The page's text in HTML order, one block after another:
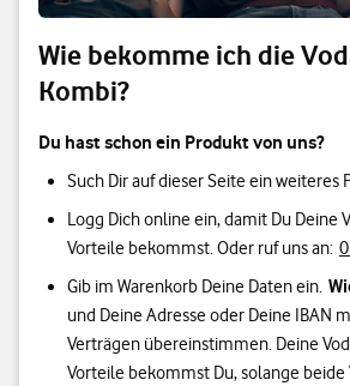
Wie bekomme ich die
Kombi?
Du hast schon ein Produkt von uns?
Such Dir auf dieser Seite ein weiteres
Logg Dich online ein, damit Du Deine
Vorteile bekommst. Oder ruf uns an:
Gib im Warenkorb Deine Daten ein.
und Deine Adresse oder Deine IBAN
Verträgen übereinstimmen. Deine
Vorteile bekommst Du, solange beide